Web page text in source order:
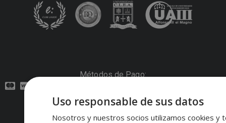
Métodos de Pago:
Contacto:
Uso responsable de sus datos
Nosotros y nuestros socios utilizamos cookies y